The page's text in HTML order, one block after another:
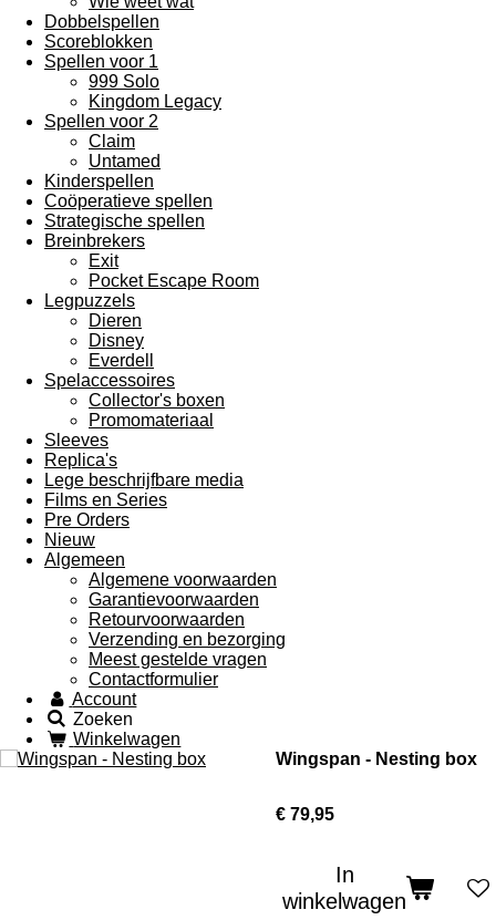
Dobbelspellen
Scoreblokken
Spellen voor 1
999 Solo
Kingdom Legacy
Spellen voor 2
Claim
Untamed
Kinderspellen
Coöperatieve spellen
Strategische spellen
Breinbrekers
Exit
Pocket Escape Room
Legpuzzels
Dieren
Disney
Everdell
Spelaccessoires
Collector's boxen
Promomateriaal
Sleeves
Replica's
Lege beschrijfbare media
Films en Series
Pre Orders
Nieuw
Algemeen
Algemene voorwaarden
Garantievoorwaarden
Retourvoorwaarden
Verzending en bezorging
Meest gestelde vragen
Contactformulier
Account
Zoeken
Winkelwagen
Wingspan - Nesting box
€ 79,95
In
winkelwagen